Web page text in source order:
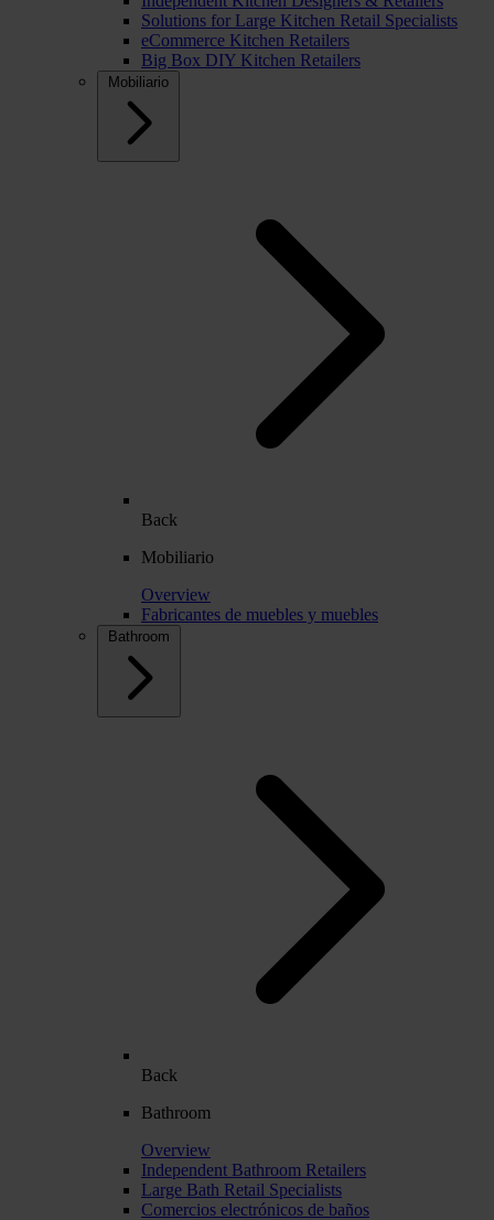
Solutions for Large Kitchen Retail Specialists
eCommerce Kitchen Retailers
Big Box DIY Kitchen Retailers
Mobiliario
Back
Mobiliario
Overview
Fabricantes de muebles y muebles
Bathroom
Back
Bathroom
Overview
Independent Bathroom Retailers
Large Bath Retail Specialists
Comercios electrónicos de baños